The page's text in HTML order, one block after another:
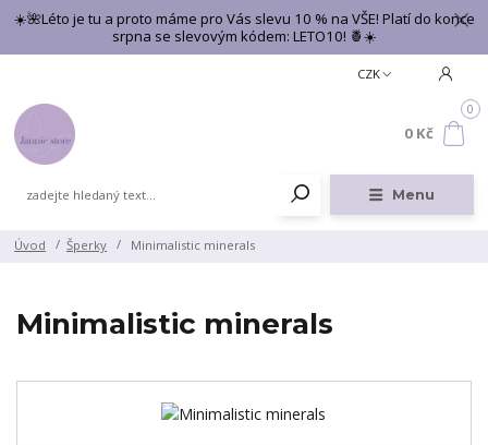
☀️🌺Léto je tu a proto máme pro Vás slevu 10 % na VŠE! Platí do konce
srpna se slevovým kódem: LETO10! 🍍☀️
Menu
CZK
0
0 Kč
Úvod Šperky Minimalistic minerals
Minimalistic minerals